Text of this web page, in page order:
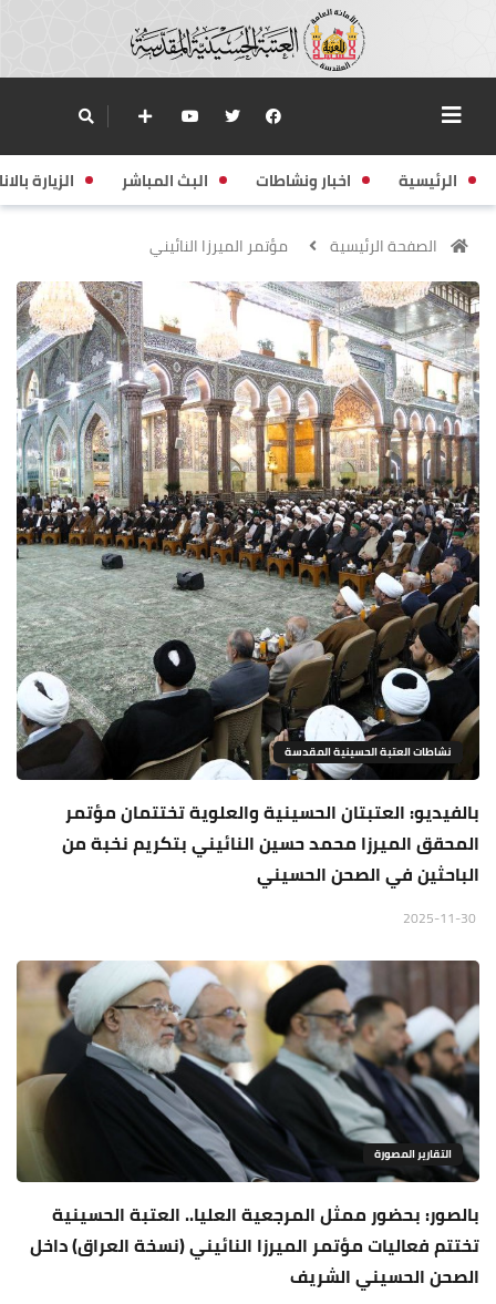
الرئيسية اخبار ونشاطات البث المباشر الزيارة
الصفحة الرئيسية مؤتمر الميرزا النائيني
نشاطات العتبة الحسينية المقدسة
بالفيديو: العتبتان الحسينية والعلوية تختتمان مؤتمر
المحقق الميرزا محمد حسين النائيني بتكريم نخبة من
الباحثين في الصحن الحسيني
التقارير المصورة
بالصور: بحضور ممثل المرجعية العليا.. العتبة الحسينية
تختتم فعاليات مؤتمر الميرزا النائيني (نسخة العراق) داخل
الصحن الحسيني الشريف